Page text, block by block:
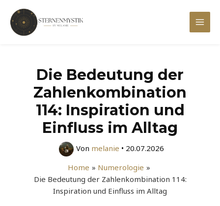
Inhalt
springen
Main
Die Bedeutung der
Zahlenkombination
114: Inspiration und
Einfluss im Alltag
Von melanie • 20.07.2026
Home
Numerologie
Die Bedeutung der Zahlenkombination 114:
Inspiration und Einfluss im Alltag